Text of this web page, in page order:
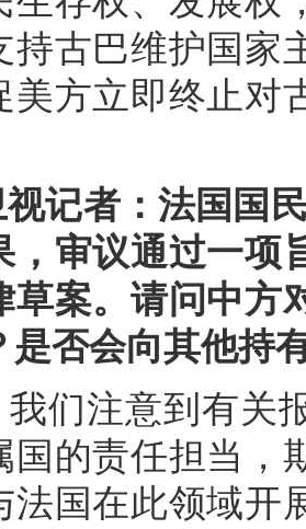
持古巴维护国家
美方立即终止对
记者：法国国
，审议通过一项
草案。请问中方
是否会向其他持
我们注意到有关
国的责任担当，
法国在此领域开